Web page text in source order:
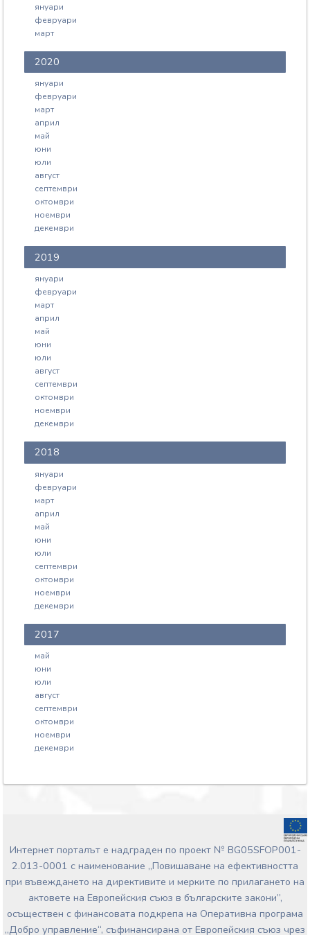
януари
февруари
март
2020
януари
февруари
март
април
май
юни
юли
август
септември
октомври
ноември
декември
2019
януари
февруари
март
април
май
юни
юли
август
септември
октомври
ноември
декември
2018
януари
февруари
март
април
май
юни
юли
септември
октомври
ноември
декември
2017
май
юни
юли
август
септември
октомври
ноември
декември
Интернет порталът е надграден по проект № BG05SFOP001-
2.013-0001 с наименование „Повишаване на ефективността
при въвеждането на директивите и мерките по прилагането на
актовете на Европейския съюз в българските закони”,
осъществен с финансовата подкрепа на Оперативна програма
„Добро управление“, съфинансирана от Европейския съюз чрез